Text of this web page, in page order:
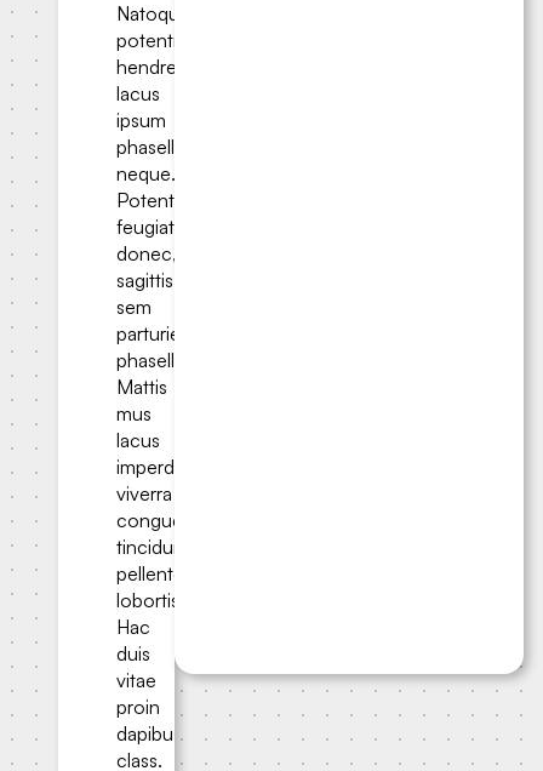
Natoque
potenti
hendrerit,
lacus
ipsum
phasellus
neque.
Potenti
feugiat
donec,
sagittis
sem
parturient
phasellus.
Mattis
mus
lacus
imperdiet
viverra
congue
tincidunt;
pellentesque
lobortis.
Hac
duis
vitae
proin
dapibus
class.